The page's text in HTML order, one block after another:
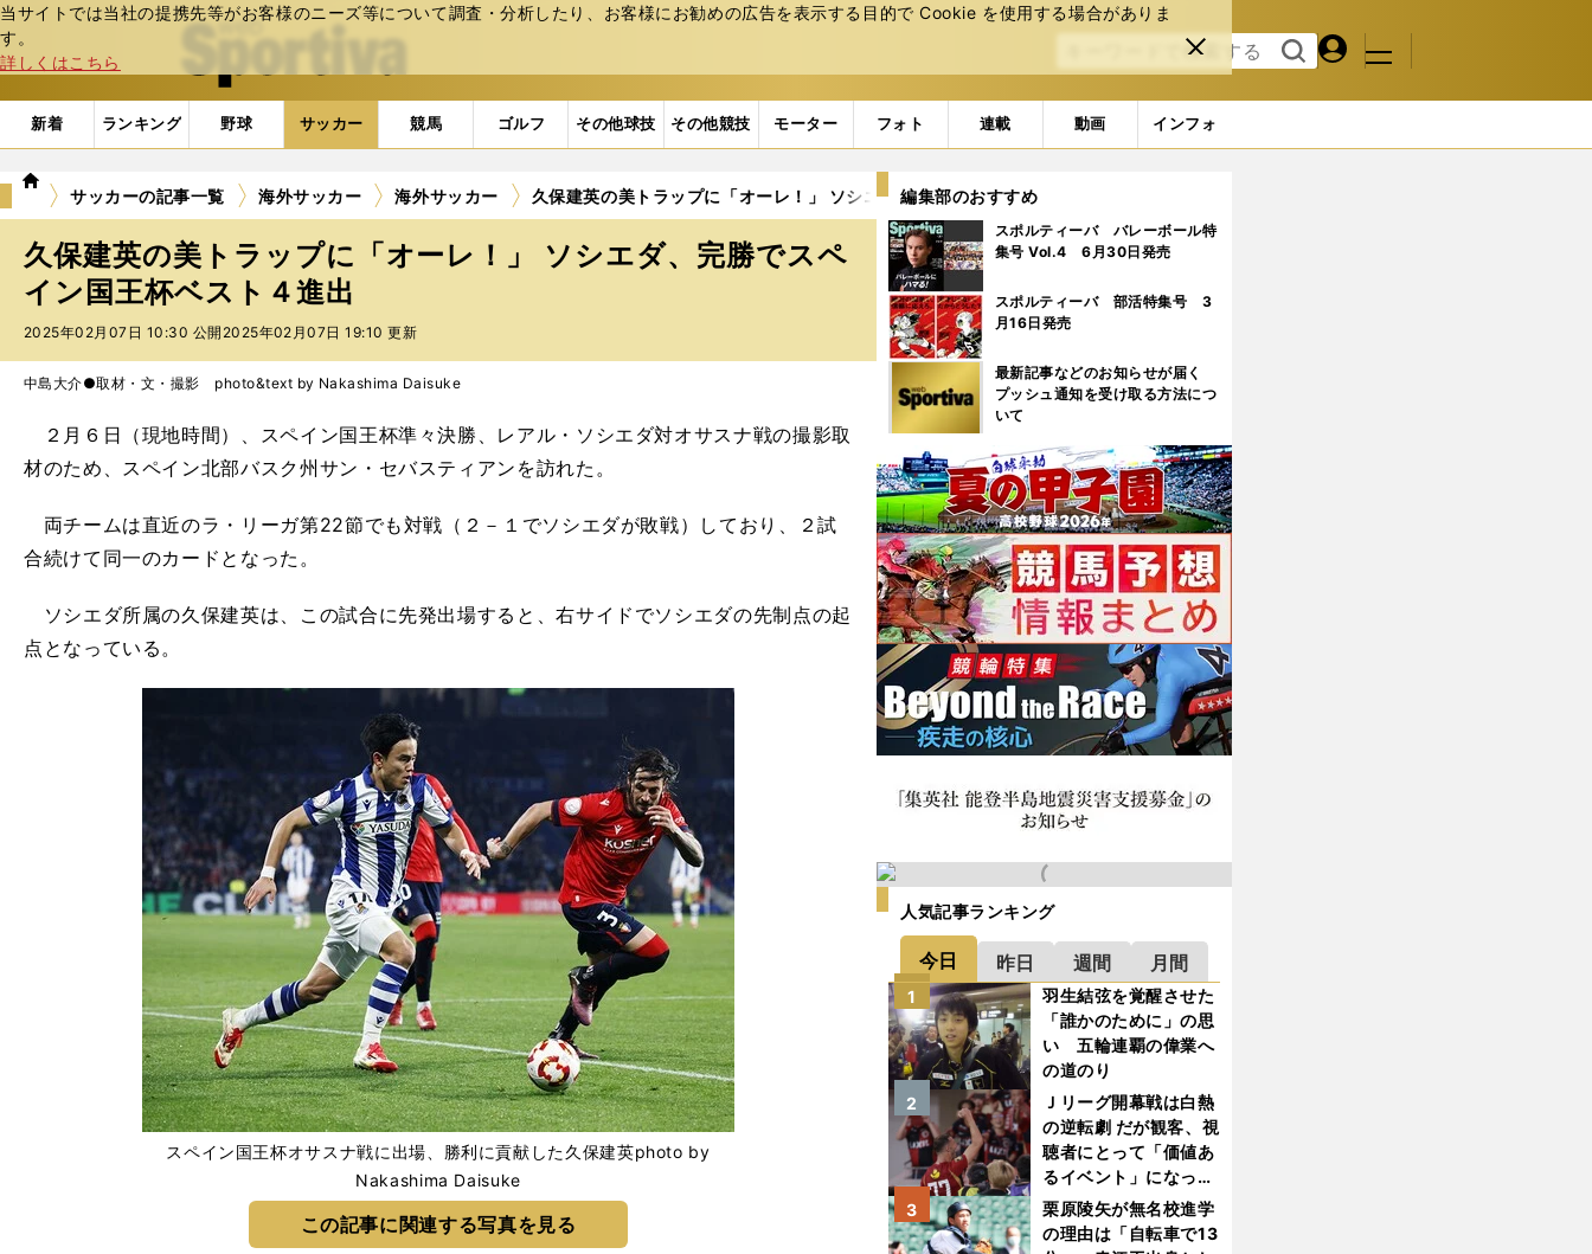
当サイトでは当社の提携先等がお客様のニーズ等について調査・分析したり、お客様にお勧めの広告を表⽰する⽬的で Cookie を使⽤する場合がありま
す。
詳しくはこちら
閉じ
る
web Sportiva (webスポルティーバ)
検索
る
マイペ
ジ
メニュ
新着 ランキング 野球 サッカー 競馬 ゴルフ その他球技 その他競技 モーター フォト 連載 動画 インフォ
we
ポ
ル
テ
ィ
ー
バ
サッカーの記事一覧 海外サッカー 海外サッカー 久保建英の美トラップに「オーレ！」 ソシエダ、完勝でスペイン国王杯ベスト４進出
久保建英の美トラップに「オーレ！」 ソシエダ、完勝でスペ
イン国王杯ベスト４進出
2025年02月07日 10:30 公開 2025年02月07日 19:10 更新
中島大介●取材・文・撮影 photo&text by Nakashima Daisuke
２月６日（現地時間）、スペイン国王杯準々決勝、レアル・ソシエダ対オサスナ戦の撮影取
材のため、スペイン北部バスク州サン・セバスティアンを訪れた。
両チームは直近のラ・リーガ第22節でも対戦（２－１でソシエダが敗戦）しており、２試
合続けて同一のカードとなった。
ソシエダ所属の久保建英は、この試合に先発出場すると、右サイドでソシエダの先制点の起
点となっている。
スペイン国王杯オサスナ戦に出場、勝利に貢献した久保建英photo by
Nakashima Daisuke
この記事に関連する写真を見る
編集部のおすすめ
スポルティーバ バレーボール特
集号 Vol.4 6月30日発売
スポルティーバ 部活特集号 3
月16日発売
最新記事などのお知らせが届く
プッシュ通知を受け取る方法につ
いて
人気記事ランキング
今日 昨日 週間 月間
羽生結弦を覚醒させた
「誰かのために」の思
い 五輪連覇の偉業へ
の道のり
1
Ｊリーグ開幕戦は白熱
の逆転劇 だが観客、視
聴者にとって「価値あ
るイベント」になって
いたか
2
栗原陵矢が無名校進学
の理由は「自転車で13
3